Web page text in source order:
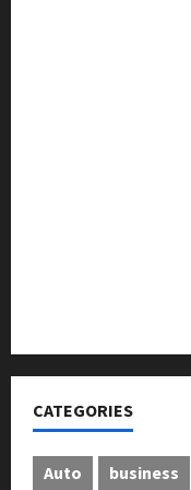
CATEGORIES
Auto business